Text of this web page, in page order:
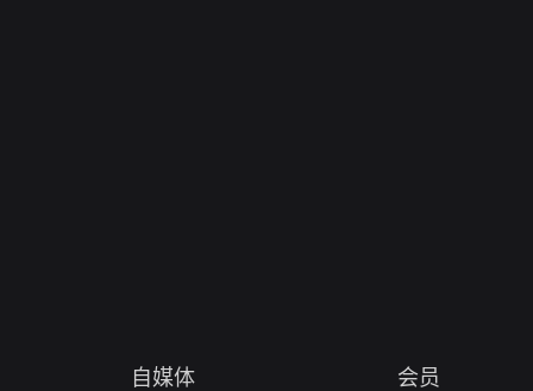
自媒体 会员